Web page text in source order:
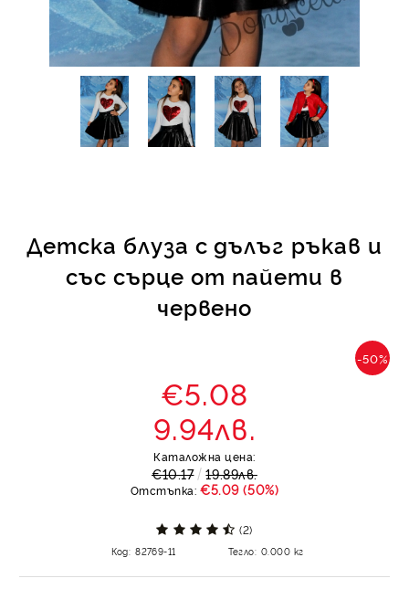
Детска блуза с дълъг ръкав и
със сърце от пайети в
червено
-50%
€5.08
9.94лв.
Каталожна цена:
€10.17 19.89лв.
Отстъпка: €5.09 (50%)
(2)
Код: 82769-11 Тегло: 0.000 кг